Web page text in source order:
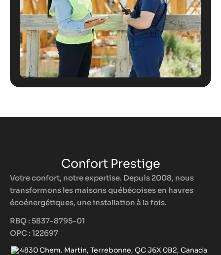
Confort Prestige
Votre confort, notre expertise. Depuis 2008, nous
transformons les maisons québécoises en havres
écoénergétiques, une installation à la fois.
RBQ : 5837-8795-01
OPC : 122697
4830 Chem. Martin, Terrebonne, QC J6X 0B2, Canada